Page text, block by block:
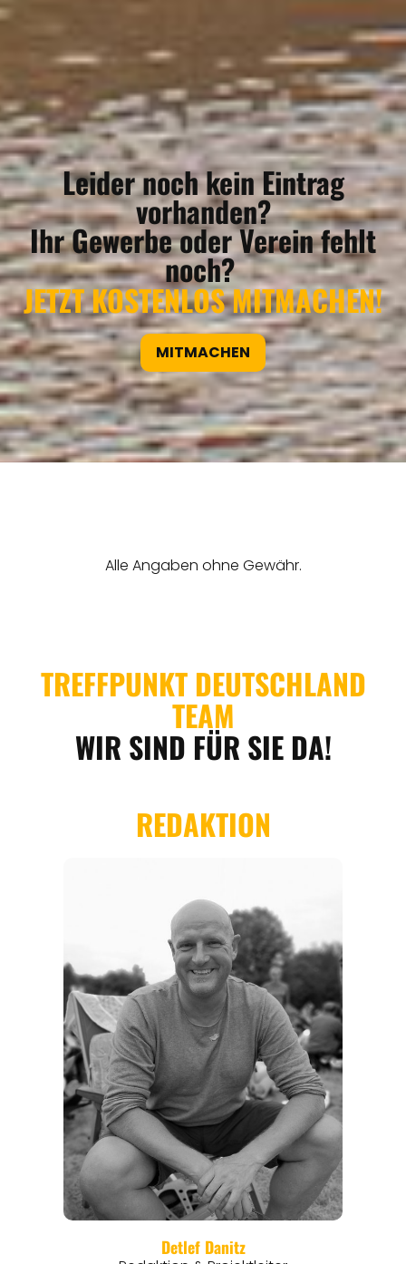
REGIONEN
ORTE
EVENTS
REISEFÜHRER
REISEMAGAZINE
THEMEN
Leider noch kein Eintrag
vorhanden?
Ihr Gewerbe oder Verein fehlt
noch?
JETZT KOSTENLOS MITMACHEN!
MITMACHEN